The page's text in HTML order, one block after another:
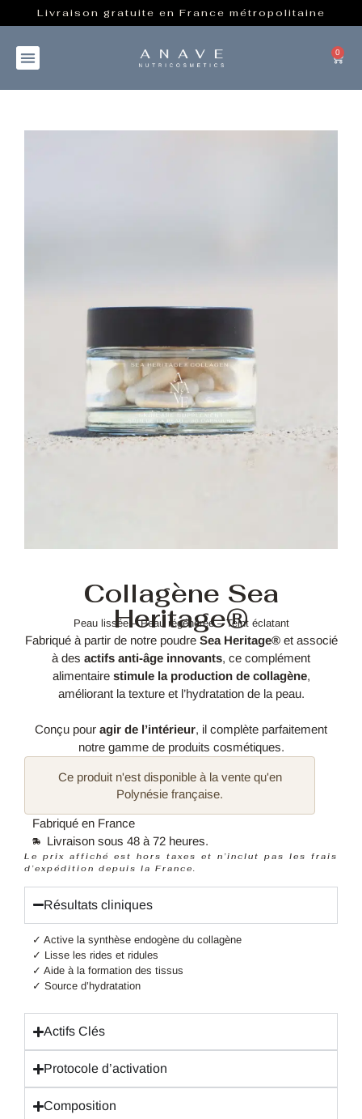
Livraison gratuite en France métropolitaine
0
Collagène Sea
Heritage®
Peau lissée – Peau régénérée – Teint éclatant
Fabriqué à partir de notre poudre Sea Heritage®et associé
à des actifs anti-âge innovants, ce complément
alimentaire stimule la production de collagène,
améliorant la texture et l’hydratation de la peau.
Conçu pour agir de l’intérieur, il complète parfaitement
notre gamme de produits cosmétiques.
Fabriqué en France
Livraison sous 48 à 72 heures.
Le prix affiché est hors taxes et n’inclut pas les frais
d’expédition depuis la France.
Résultats cliniques
✓ Active la synthèse endogène du collagène
✓ Lisse les rides et ridules
✓ Aide à la formation des tissus
✓ Source d’hydratation
Actifs Clés
Protocole d’activation
Composition